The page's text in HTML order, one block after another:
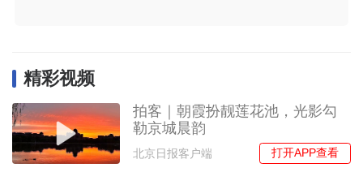
精彩视频
拍客｜朝霞扮靓莲花池，光影勾
勒京城晨韵
北京日报客户端 打开APP查看